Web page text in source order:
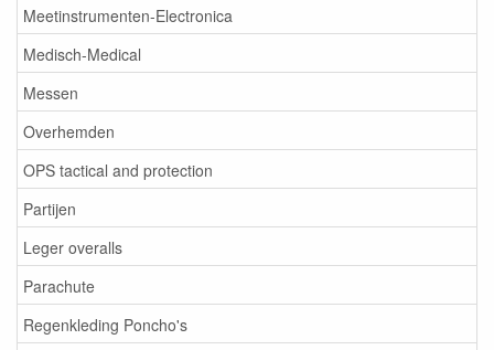
Meetinstrumenten-Electronica
Medisch-Medical
Messen
Overhemden
OPS tactical and protection
Partijen
Leger overalls
Parachute
Regenkleding Poncho's